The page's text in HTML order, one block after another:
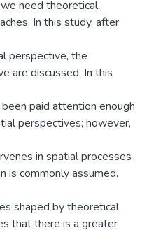
need theoretical
In this study, after
perspective, the
are discussed. In this
paid attention enough
perspectives; however,
in spatial processes
is commonly assumed.
shaped by theoretical
that there is a greater